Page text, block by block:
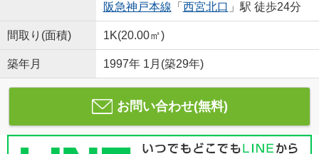
阪急神戸本線 「 西宮北口 」駅 徒歩24分
間取り(面積) 1K(20.00㎡)
築年月 1997年 1月(築29年)
お問い合わせ(無料)